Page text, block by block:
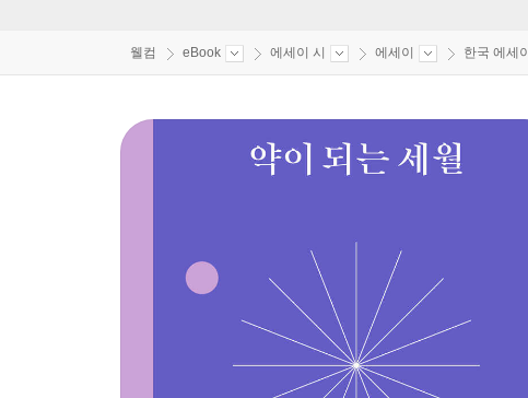
웰컴 eBook 에세이 시 에세이 한국 에세이